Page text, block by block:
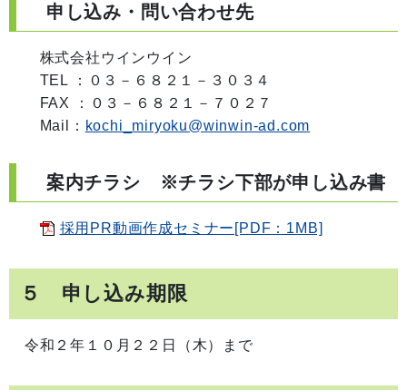
申し込み・問い合わせ先
株式会社ウインウイン
TEL ：０３－６８２１－３０３４
FAX ：０３－６８２１－７０２７
Mail： kochi_miryoku@winwin-ad.com
案内チラシ ※チラシ下部が申し込み書
採用PR動画作成セミナー[PDF：1MB]
５ 申し込み期限
令和２年１０月２２日（木）まで